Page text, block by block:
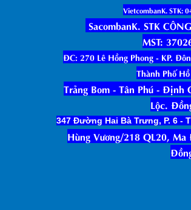
VietcombanK. STK:
SacombanK. STK
MST:
ĐC: 270 Lê Hồng Phong - KP.
Thành Phố
Trảng Bom - Tân Phú - Định
Lộc.
347 Đường Hai Bà Trưng, P. 6 -
Hùng Vương/218 QL20,